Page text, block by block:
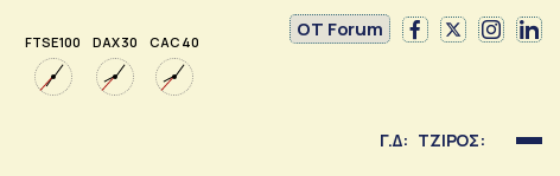
FTSE 100 DAX 30 CAC 40
OT Forum
Γ.Δ: ΤΖΙΡΟΣ: